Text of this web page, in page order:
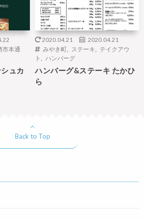
市本通
ュカ
2020.04.21 2020.04.21
みやき町 ステーキ
テイクアウ
ト
ハンバーグ
ハンバーグ&ステーキ たかひ
ら
Back to Top